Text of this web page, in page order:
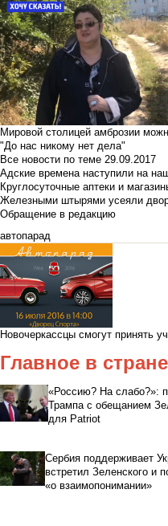
Мировой столицей амброзии
"До нас никому нет дела"
Все новости по теме 29.09.2017
Адские времена наступили на
Круглосуточные аптеки и
Железными штырями усеяли
Обращение в редакцию
автопарад
Новочеркассцы смогут принять
Главное в стране
«Россию? На слабо?»:
Трампа с обещанием
для Patriot
Сербия поддерживает
встретил Зеленского и
«о взаимопонимании»